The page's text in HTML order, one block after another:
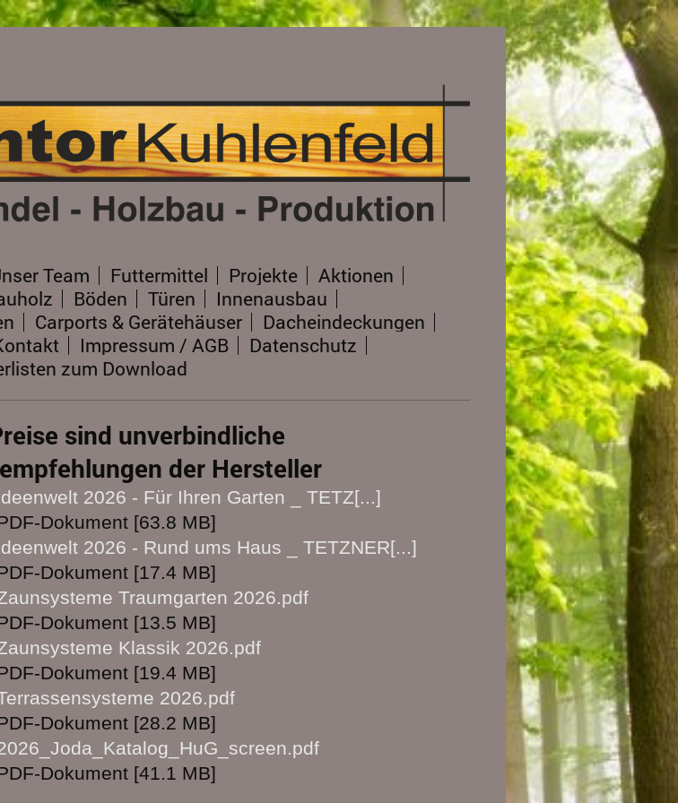
Team Futtermittel Projekte
Aktionen
Böden Türen
Innenausbau
Carports & Gerätehäuser
Dacheindeckungen
Impressum / AGB
Datenschutz
zum Download
sind unverbindliche
der Hersteller
2026 - Für Ihren Garten _ TETZ[...]
Dokument [63.8 MB]
2026 - Rund ums Haus _ TETZNER[...]
Dokument [17.4 MB]
Traumgarten 2026.pdf
Dokument [13.5 MB]
Klassik 2026.pdf
Dokument [19.4 MB]
2026.pdf
Dokument [28.2 MB]
Dokument [41.1 MB]